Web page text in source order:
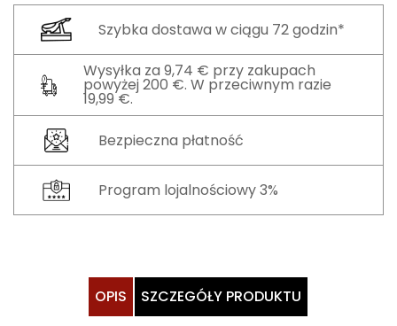
Szybka dostawa w ciągu 72 godzin*
Wysyłka za 9,74 € przy zakupach
powyżej 200 €. W przeciwnym razie
19,99 €.
Bezpieczna płatność
Program lojalnościowy 3%
OPIS SZCZEGÓŁY PRODUKTU